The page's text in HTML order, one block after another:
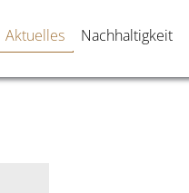
Aktuelles Nachhaltigkeit